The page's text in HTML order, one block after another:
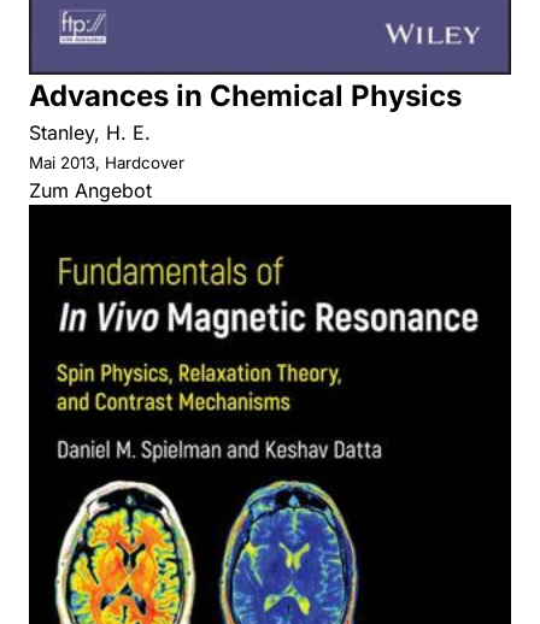
Advances in Chemical Physics
Stanley, H. E.
Mai 2013, Hardcover
Zum Angebot